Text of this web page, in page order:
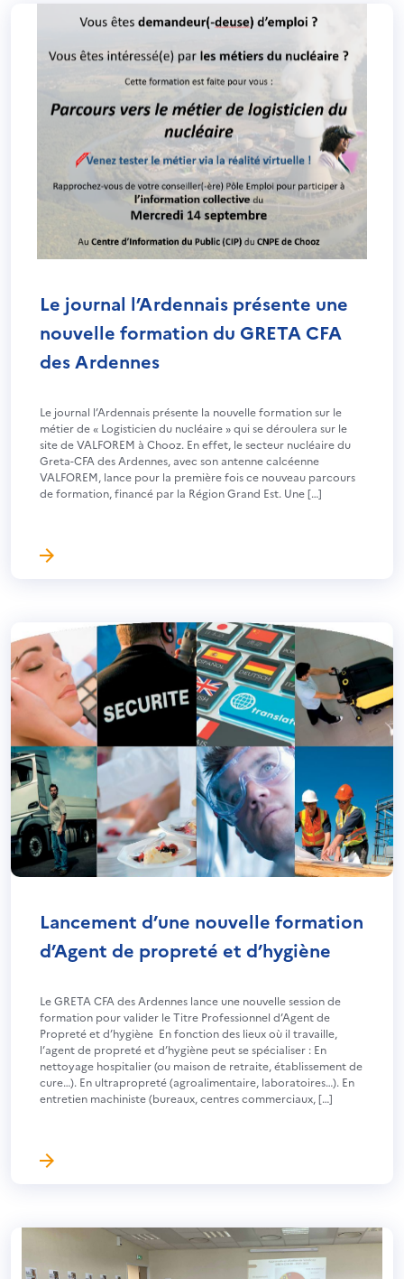
Le journal l’Ardennais présente une
nouvelle formation du GRETA CFA
des Ardennes
Le journal l’Ardennais présente la nouvelle formation sur le
métier de « Logisticien du nucléaire » qui se déroulera sur le
site de VALFOREM à Chooz. En effet, le secteur nucléaire du
Greta-CFA des Ardennes, avec son antenne calcéenne
VALFOREM, lance pour la première fois ce nouveau parcours
de formation, financé par la Région Grand Est. Une […]
Lancement d’une nouvelle formation
d’Agent de propreté et d’hygiène
Le GRETA CFA des Ardennes lance une nouvelle session de
formation pour valider le Titre Professionnel d’Agent de
Propreté et d’hygiène En fonction des lieux où il travaille,
l’agent de propreté et d’hygiène peut se spécialiser : En
nettoyage hospitalier (ou maison de retraite, établissement de
cure…). En ultrapropreté (agroalimentaire, laboratoires…). En
entretien machiniste (bureaux, centres commerciaux, […]